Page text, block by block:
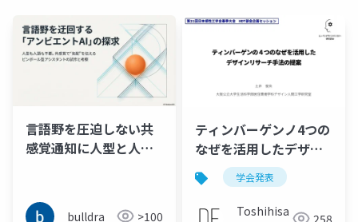
言語野を圧迫しない共
感覚通知に人型と人語
型AIアシスタントを作
bulldra >100
ティンバーゲンノ4つの
なぜを活用したデザイ
ンリサーチ手法の提案
学会発表
Toshihisa
258